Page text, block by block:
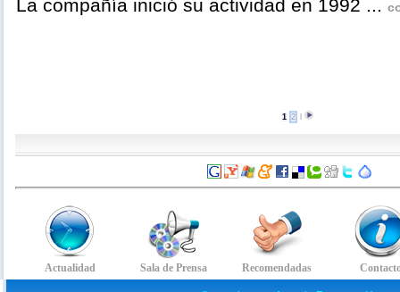
La compañía inició su actividad en 1992 ...
1 2